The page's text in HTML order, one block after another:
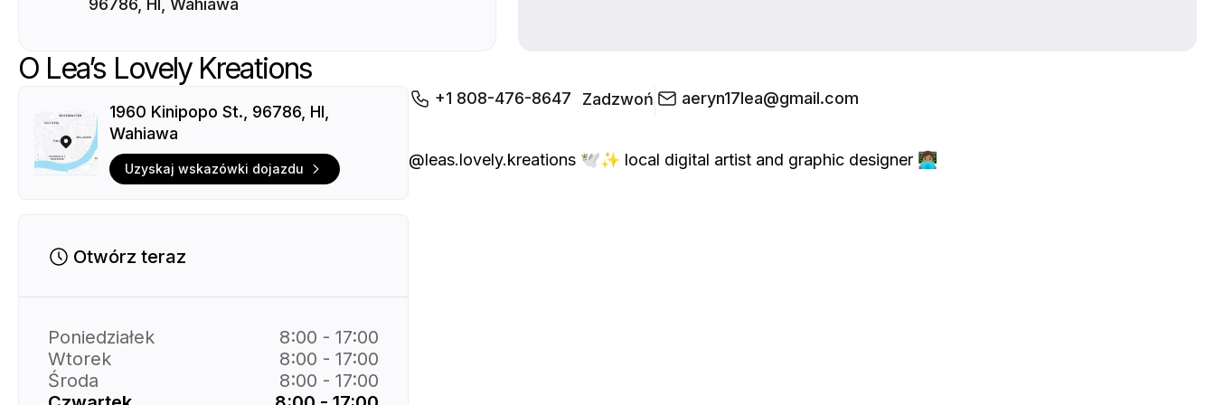
96786, HI, Wahiawa
O Lea’s Lovely Kreations
1960 Kinipopo St., 96786, HI,
Wahiawa
Uzyskaj wskazówki dojazdu
Otwórz teraz
Poniedziałek
8:00 - 17:00
Wtorek
8:00 - 17:00
Środa
8:00 - 17:00
+1 808-476-8647 Zadzwoń aeryn17lea@gmail.com
@leas.lovely.kreations 🕊️✨ local digital artist and graphic designer 👩🏽‍💻